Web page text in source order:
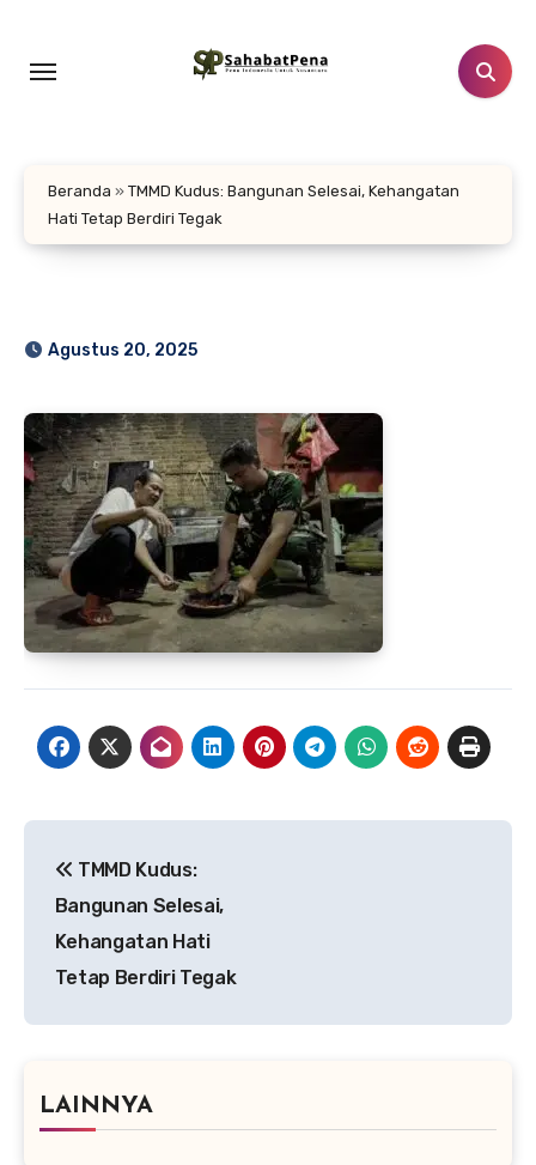
konten
Beranda » TMMD Kudus: Bangunan Selesai, Kehangatan
Hati Tetap Berdiri Tegak
Agustus 20, 2025
pos
TMMD Kudus:
Bangunan Selesai,
Kehangatan Hati
Tetap Berdiri Tegak
LAINNYA